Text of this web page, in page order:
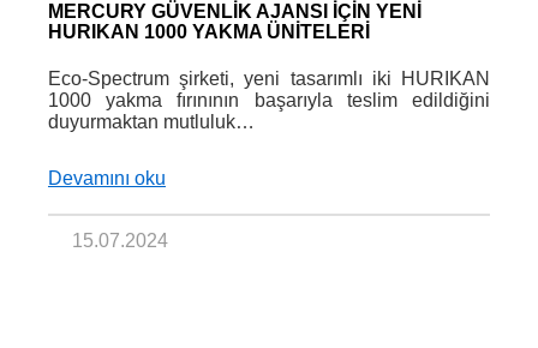
MERCURY GÜVENLİK AJANSI İÇİN YENİ
HURIKAN 1000 YAKMA ÜNİTELERİ
Eco-Spectrum şirketi, yeni tasarımlı iki HURIKAN
1000 yakma fırınının başarıyla teslim edildiğini
duyurmaktan mutluluk…
Devamını oku
15.07.2024